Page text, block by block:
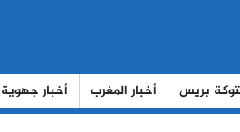
بريس أخبار المغرب أخبار جهوية